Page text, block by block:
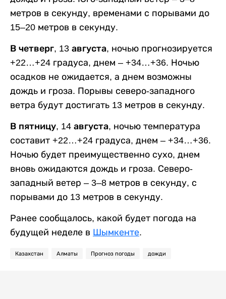
метров в секунду, временами с порывами до
15–20 метров в секунду.
В четверг, 13 августа, ночью прогнозируется
+22…+24 градуса, днем – +34…+36. Ночью
осадков не ожидается, а днем возможны
дождь и гроза. Порывы северо-западного
ветра будут достигать 13 метров в секунду.
В пятницу, 14 августа, ночью температура
составит +22…+24 градуса, днем – +34…+36.
Ночью будет преимущественно сухо, днем
вновь ожидаются дождь и гроза. Северо-
западный ветер – 3–8 метров в секунду, с
порывами до 13 метров в секунду.
Ранее сообщалось, какой будет погода на
будущей неделе в Шымкенте.
Казахстан Алматы Прогноз погоды дожди